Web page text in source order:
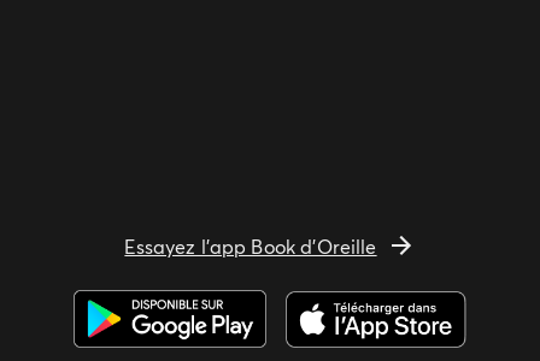
Essayez l'app Book d'Oreille